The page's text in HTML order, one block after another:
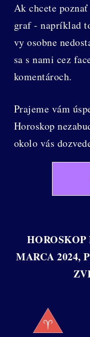
Ak chcete
graf - napríklad
vy osobne
sa s nami cez
komentároch.
Prajeme vám
Horoskop
okolo vás
HOROSKOP
MARCA 2024,